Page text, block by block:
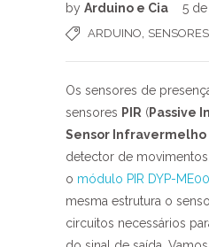
by Arduino e Cia 5
ARDUINO SENSORES
Os sensores de
sensores PIR (Passive
Sensor Infravermelho
detector de
o módulo PIR DYP-
mesma estrutura o
circuitos necessários